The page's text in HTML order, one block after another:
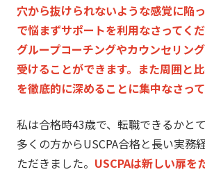
穴から抜けられないような感覚に陥
で悩まずサポートを利用なさってく
グループコーチングやカウンセリン
受けることができます。また周囲と
を徹底的に深めることに集中なさって
私は合格時43歳で、転職できるかと
多くの方からUSCPA合格と長い実務
ただきました。 USCPAは新しい扉を